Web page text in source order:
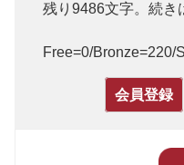
残り9486文字。続き
Free=0/Bronze=220/
会員登録